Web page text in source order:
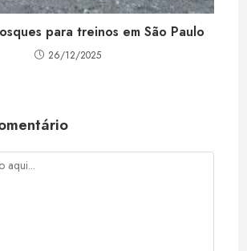
para treinos em São Paulo
26/12/2025